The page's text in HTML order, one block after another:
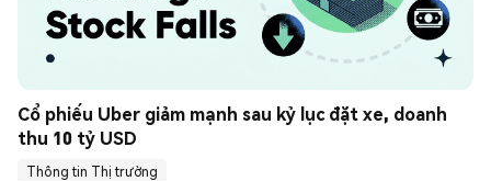
Cổ phiếu Uber giảm mạnh sau kỷ lục đặt xe, doanh
thu 10 tỷ USD
Thông tin Thị trường